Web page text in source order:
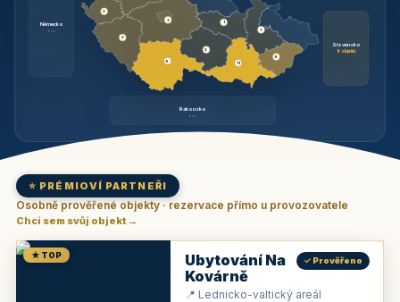
Německo
brzy
Slovensko
6 objektů
Rakousko
brzy
3
9
3
3
1
2
11
1
6
⭐ PRÉMIOVÍ PARTNEŘI
Osobně prověřené objekty · rezervace přímo u provozovatele
Chci sem svůj objekt →
★ TOP
Ubytování Na
Kovárně
✓ Prověřeno
📍 Lednicko-valtický areál